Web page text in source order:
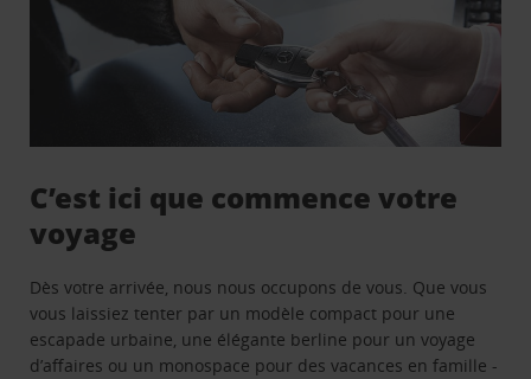
C’est ici que commence votre
voyage
Dès votre arrivée, nous nous occupons de vous. Que vous
vous laissiez tenter par un modèle compact pour une
escapade urbaine, une élégante berline pour un voyage
d’affaires ou un monospace pour des vacances en famille -